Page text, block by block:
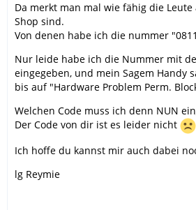
Da merkt man mal wie fähig die Leute
Shop sind.
Von denen habe ich die nummer
Nur leide habe ich die Nummer mit
eingegeben, und mein Sagem Handy
bis auf "Hardware Problem Perm.
Welchen Code muss ich denn NUN
Der Code von dir ist es leider nicht
Ich hoffe du kannst mir auch dabei
lg Reymie